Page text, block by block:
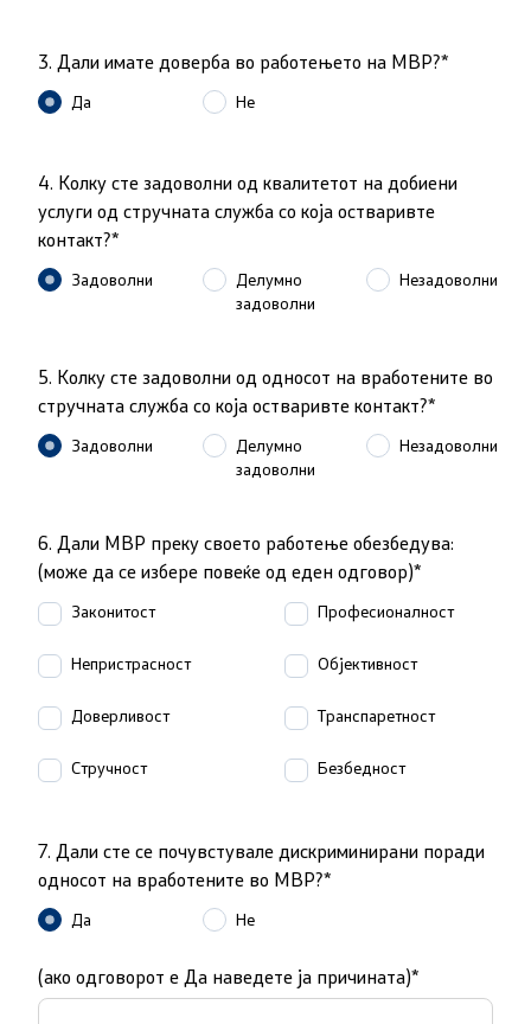
Проекти
Кампањи
Легислатива
Закони
Подзаконски акти
Стратегии
Органограм
Министерства
Институции
Организации
3. Дали имате доверба во работењето на МВР?*
Да Не
4. Колку сте задоволни од квалитетот на добиени
услуги од стручната служба со која остваривте
контакт?*
Задоволни
Делумно
задоволни
Незадоволни
5. Колку сте задоволни од односот на вработените во
стручната служба со која остваривте контакт?*
Задоволни
Делумно
задоволни
Незадоволни
6. Дали МВР преку своето работење обезбедува:
(може да се избере повеќе од еден одговор)*
Законитост Професионалност
Непристрасност Објективност
Доверливост Транспаретност
Стручност Безбедност
7. Дали сте се почувстувале дискриминирани поради
односот на вработените во МВР?*
Да Не
(ако одговорот е Да наведете ја причината)*